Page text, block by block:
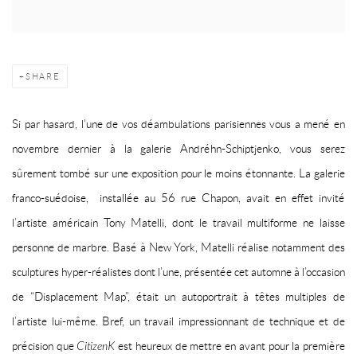
SHARE
Si par hasard, l’une de vos déambulations parisiennes vous a mené en
novembre dernier à la galerie Andréhn-Schiptjenko, vous serez
sûrement tombé sur une exposition pour le moins étonnante. La galerie
franco-suédoise, installée au 56 rue Chapon, avait en effet invité
l’artiste américain Tony Matelli, dont le travail multiforme ne laisse
personne de marbre. Basé à New York, Matelli réalise notamment des
sculptures hyper-réalistes dont l’une, présentée cet automne à l’occasion
de “Displacement Map”, était un autoportrait à têtes multiples de
l’artiste lui-même. Bref, un travail impressionnant de technique et de
précision que CitizenKest heureux de mettre en avant pour la première